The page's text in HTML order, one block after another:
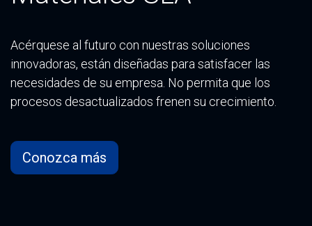
Acérquese al futuro con nuestras soluciones
innovadoras, están diseñadas para satisfacer las
necesidades de su empresa. No permita que los
procesos desactualizados frenen su crecimiento.
Conozca más